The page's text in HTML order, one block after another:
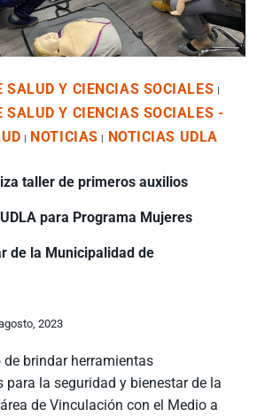
SALUD Y CIENCIAS SOCIALES |
SALUD Y CIENCIAS SOCIALES -
| NOTICIAS | NOTICIAS UDLA
taller de primeros auxilios
para Programa Mujeres
de la Municipalidad de
2023
de brindar herramientas
para la seguridad y bienestar de la
de Vinculación con el Medio a